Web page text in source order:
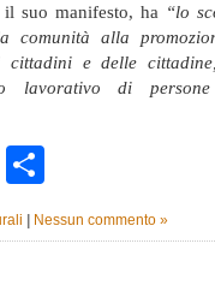
suo manifesto, ha “lo
comunità alla
cittadini e delle
lavorativo di
WhatsApp
| Nessun commento »